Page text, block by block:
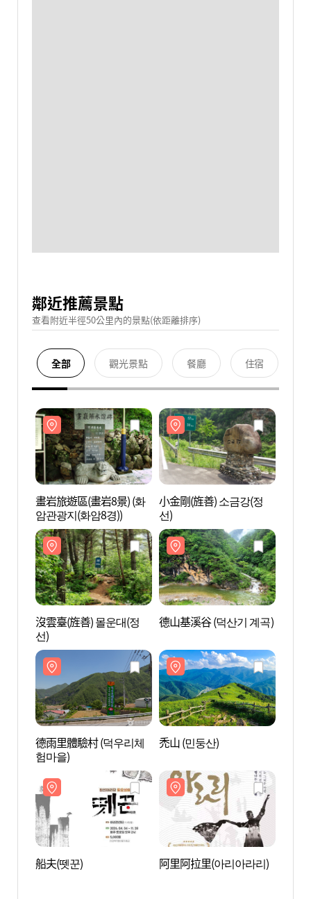
鄰近推薦景點
查看附近半徑50公里內的景點(依距離排序)
全部 觀光景點 餐廳 住宿
畫岩旅遊區(畫岩8景) (화
암관광지(화암8경))
小金剛(旌善) 소금강(정
선)
沒雲臺(旌善) 몰운대(정
선)
德山基溪谷 (덕산기 계곡)
德雨里體驗村 (덕우리체
험마을)
禿山 (민둥산)
船夫(뗏꾼) 阿里阿拉里(아리아라리)